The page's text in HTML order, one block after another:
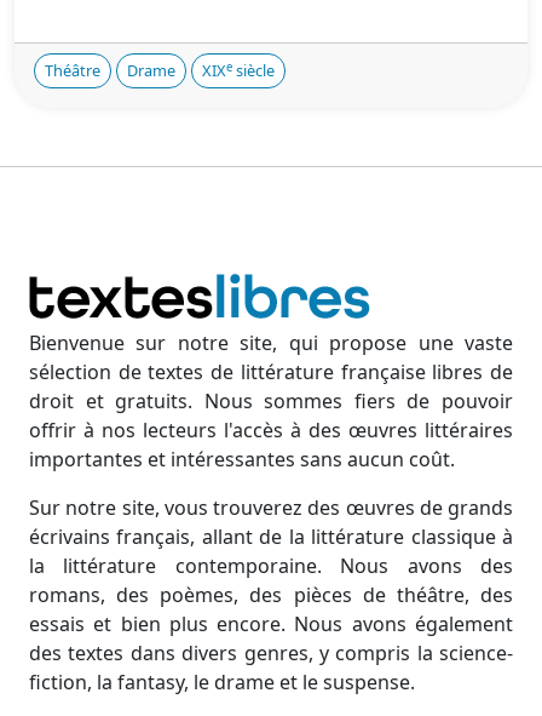
Théâtre Drame XIXe siècle
Bienvenue sur notre site, qui propose une vaste
sélection de textes de littérature française libres de
droit et gratuits. Nous sommes fiers de pouvoir
offrir à nos lecteurs l'accès à des œuvres littéraires
importantes et intéressantes sans aucun coût.
Sur notre site, vous trouverez des œuvres de grands
écrivains français, allant de la littérature classique à
la littérature contemporaine. Nous avons des
romans, des poèmes, des pièces de théâtre, des
essais et bien plus encore. Nous avons également
des textes dans divers genres, y compris la science-
fiction, la fantasy, le drame et le suspense.